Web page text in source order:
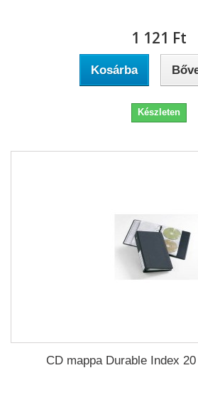
1 121 Ft‎
Kosárba
Készleten
CD mappa Durable Index